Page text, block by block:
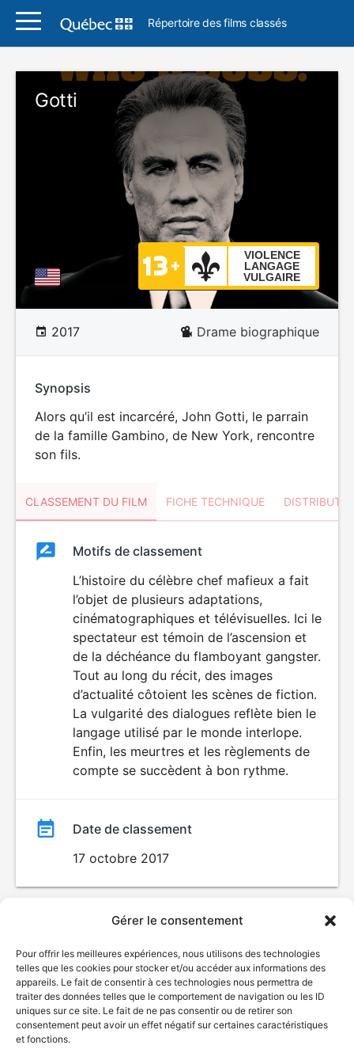
Gérer le consentement
Pour offrir les meilleures expériences, nous utilisons des technologies
telles que les cookies pour stocker et/ou accéder aux informations des
appareils. Le fait de consentir à ces technologies nous permettra de
traiter des données telles que le comportement de navigation ou les ID
uniques sur ce site. Le fait de ne pas consentir ou de retirer son
consentement peut avoir un effet négatif sur certaines caractéristiques
et fonctions.
Répertoire des films classés
Gotti
VIOLENCE
LANGAGE
VULGAIRE
2017 Drame biographique
Synopsis
Alors qu’il est incarcéré, John Gotti, le parrain
de la famille Gambino, de New York, rencontre
son fils.
CLASSEMENT DU FILM FICHE TECHNIQUE
ClassementClassement
VIOLENCE
LANGAGE
VULGAIRE
Motifs de classement
L’histoire du célèbre chef mafieux a fait
l’objet de plusieurs adaptations,
cinématographiques et télévisuelles. Ici le
spectateur est témoin de l’ascension et
de la déchéance du flamboyant gangster.
Tout au long du récit, des images
d’actualité côtoient les scènes de fiction.
La vulgarité des dialogues reflète bien le
langage utilisé par le monde interlope.
Enfin, les meurtres et les règlements de
compte se succèdent à bon rythme.
Date de classement
17 octobre 2017
© Gouvernement du Québec, 2026